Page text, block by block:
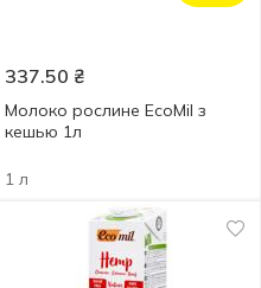
337.50 ₴
Молоко рослине EcoMil з
кешью 1л
1 л